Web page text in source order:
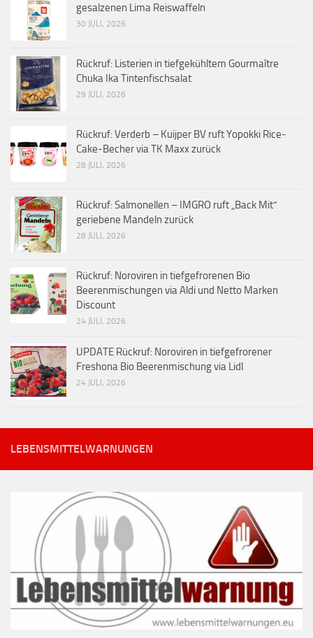
gesalzenen Lima Reiswaffeln
30 JULI, 2026
Rückruf: Listerien in tiefgekühltem Gourmaître
Chuka Ika Tintenfischsalat
29 JULI, 2026
Rückruf: Verderb – Kuijper BV ruft Yopokki Rice-
Cake-Becher via TK Maxx zurück
28 JULI, 2026
Rückruf: Salmonellen – IMGRO ruft „Back Mit“
geriebene Mandeln zurück
28 JULI, 2026
Rückruf: Noroviren in tiefgefrorenen Bio
Beerenmischungen via Aldi und Netto Marken
Discount
24 JULI, 2026
UPDATE Rückruf: Noroviren in tiefgefrorener
Freshona Bio Beerenmischung via Lidl
24 JULI, 2026
LEBENSMITTELWARNUNGEN